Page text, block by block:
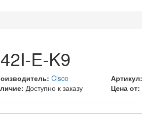
E-K9
Cisco
Доступно к заказу Цена от: